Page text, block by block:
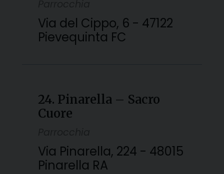
Via del Cippo, 6 - 47122
Pievequinta FC
24. Pinarella – Sacro
Cuore
Via Pinarella, 224 - 48015
Pinarella RA